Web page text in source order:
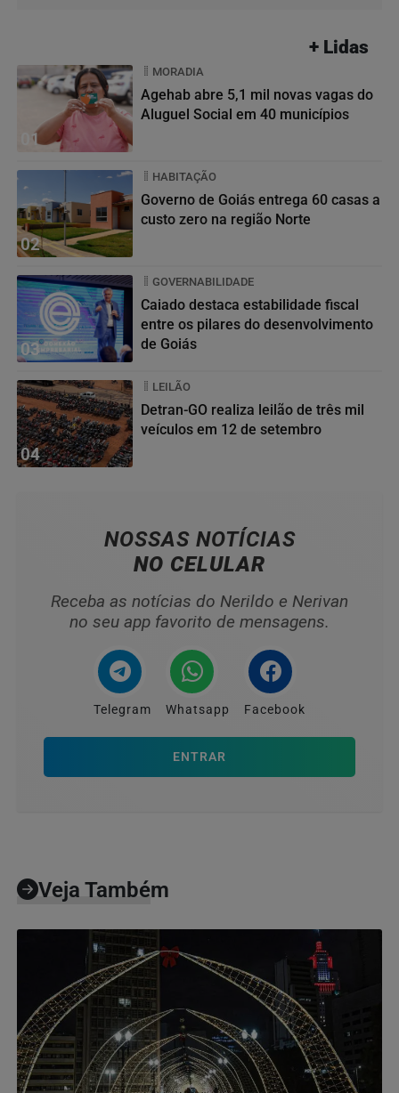
+ Lidas
01
MORADIA
Agehab abre 5,1 mil novas vagas do
Aluguel Social em 40 municípios
02
HABITAÇÃO
Governo de Goiás entrega 60 casas a
custo zero na região Norte
03
GOVERNABILIDADE
Caiado destaca estabilidade fiscal
entre os pilares do desenvolvimento
de Goiás
04
LEILÃO
Detran-GO realiza leilão de três mil
veículos em 12 de setembro
NOSSAS NOTÍCIAS
NO CELULAR
Receba as notícias do Nerildo e Nerivan
no seu app favorito de mensagens.
Telegram Whatsapp Facebook
ENTRAR
Veja Também